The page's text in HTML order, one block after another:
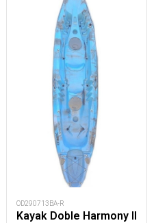
OD290713BA-R
Kayak Doble Harmony II